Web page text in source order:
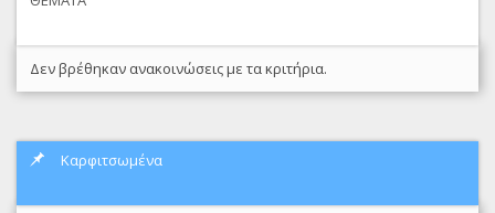
Δεν βρέθηκαν ανακοινώσεις με τα κριτήρια.
Καρφιτσωμένα